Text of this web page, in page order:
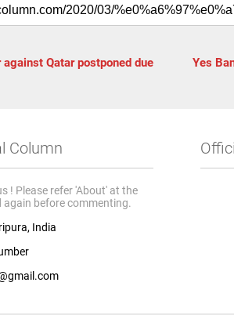
against Qatar postponed due
Yes
Column
! Please refer 'About' at the
again before commenting.
India